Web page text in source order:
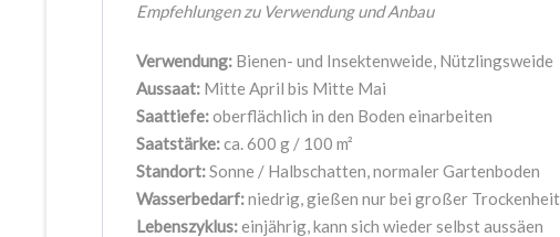
Empfehlungen zu Verwendung und Anbau
Verwendung: Bienen- und Insektenweide, Nützlingsweide
Aussaat: Mitte April bis Mitte Mai
Saattiefe:oberflächlich in den Boden einarbeiten
Saatstärke:ca. 600 g / 100 m²
Standort:Sonne / Halbschatten, normaler Gartenboden
Wasserbedarf:niedrig, gießen nur bei großer
Lebenszyklus:einjährig, kann sich wieder selbst aussäen